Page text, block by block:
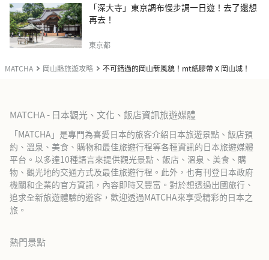
MATCHA 岡山縣旅遊攻略 不可錯過的岡山新風貌！mt紙膠帶 X 岡山城！
「深大寺」東京調布慢步調一日遊！去了還想
再去！
東京都
MATCHA - 日本觀光、文化、飯店資訊旅遊媒體
「MATCHA」是專門為喜愛日本的旅客介紹日本旅遊景點、飯店預
約、溫泉、美食、購物和最佳旅遊行程等各種資訊的日本旅遊媒體
平台。以多達10種語言來提供觀光景點、飯店、溫泉、美食、購
物、觀光地的交通方式及最佳旅遊行程。此外，也有刊登日本政府
機關和企業的官方資訊，內容即時又豐富。對於想透過出國旅行、
追求全新旅遊體驗的遊客，歡迎透過MATCHA來享受精彩的日本之
旅。
熱門景點